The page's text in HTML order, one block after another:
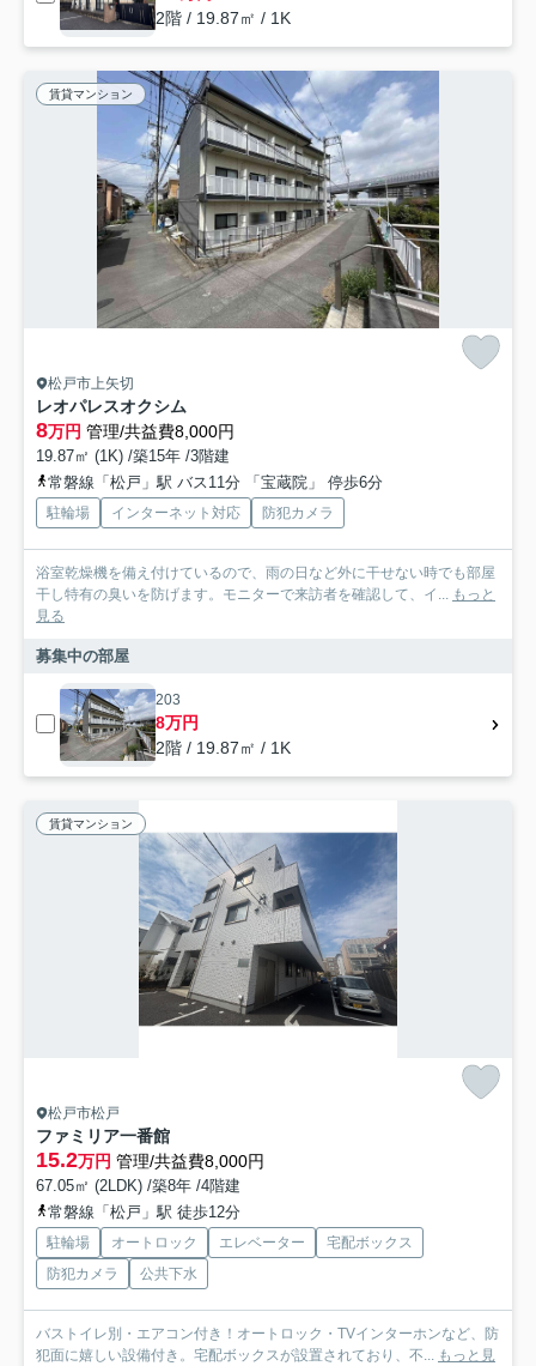
2階 / 19.87㎡ / 1K
賃貸マンション
松戸市上矢切
レオパレスオクシム
8万円 管理/共益費8,000円
19.87㎡ (1K) /築15年 /3階建
常磐線「松戸」駅 バス11分 「宝蔵院」 停歩6分
駐輪場 インターネット対応 防犯カメラ
浴室乾燥機を備え付けているので、雨の日など外に干せない時でも部屋
干し特有の臭いを防げます。モニターで来訪者を確認して、イ...
もっと
見る
募集中の部屋
203
8万円
2階 / 19.87㎡ / 1K
賃貸マンション
松戸市松戸
ファミリア一番館
15.2万円 管理/共益費8,000円
67.05㎡ (2LDK) /築8年 /4階建
常磐線「松戸」駅 徒歩12分
駐輪場 オートロック エレベーター
宅配ボックス
防犯カメラ
公共下水
バストイレ別・エアコン付き！オートロック・TVインターホンなど、防
犯面に嬉しい設備付き。宅配ボックスが設置されており、不...
もっと見